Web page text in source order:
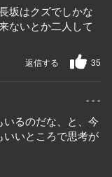
坂はクズでしかな
ないとか二人して
35
返信する
...
るのだな、と、今
いところで思考が